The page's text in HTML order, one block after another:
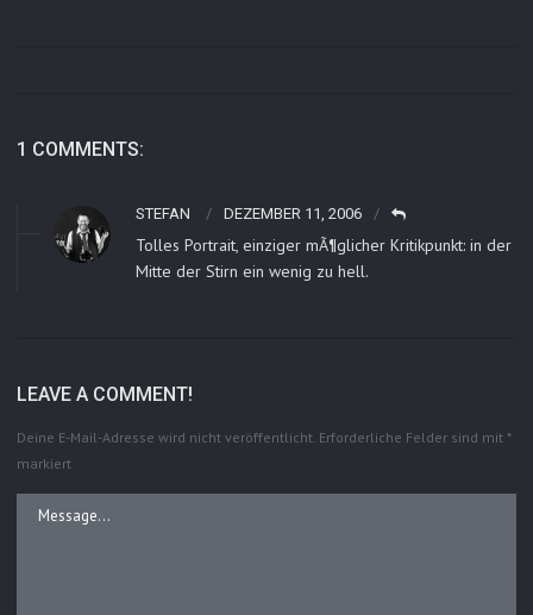
1 COMMENTS:
STEFAN DEZEMBER 11, 2006
Tolles Portrait, einziger mÃ¶glicher Kritikpunkt: in der
Mitte der Stirn ein wenig zu hell.
LEAVE A COMMENT!
Deine E-Mail-Adresse wird nicht veröffentlicht. Erforderliche Felder sind mit *
markiert